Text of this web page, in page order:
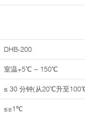
DHB-200
室温+5℃ ~ 150℃
≤ 30 分钟(从20℃升至
≤±1℃